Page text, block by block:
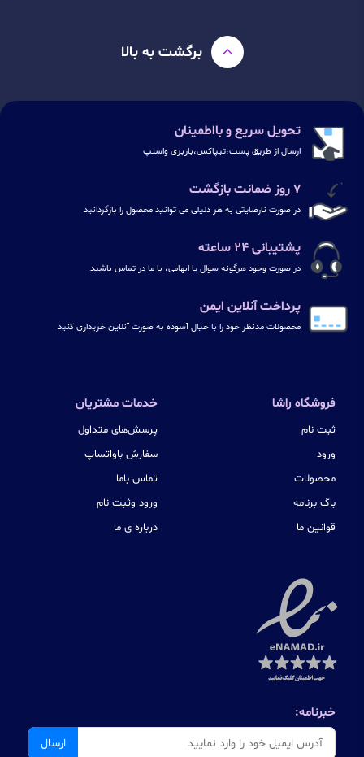
برگشت به بالا
تحویل سریع و بااطمینان
ارسال از طریق پست،تیپاکس،باربری واسنپ
۷ روز ضمانت بازگشت
در صورت نارضایتی به هر دلیلی می توانید محصول را بازگردانید
پشتیبانی ۲۴ ساعته
در صورت وجود هرگونه سوال یا ابهامی، با ما در تماس باشید
پرداخت آنلاین ایمن
محصولات مدنظر خود را با خیال آسوده به صورت آنلاین خریداری کنید
فروشگاه راشا
ثبت نام
ورود
محصولات
باگ برنامه
قوانین ما
خدمات مشتریان
پرسش‌های متداول
سفارش باواتساپ
تماس باما
ورود وثبت نام
درباره ی ما
خبرنامه:
ارسال